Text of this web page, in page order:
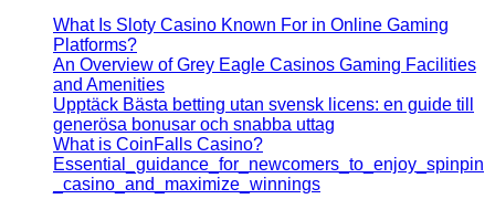
What Is Sloty Casino Known For in Online Gaming
Platforms?
An Overview of Grey Eagle Casinos Gaming Facilities
and Amenities
Upptäck Bästa betting utan svensk licens: en guide till
generösa bonusar och snabba uttag
What is CoinFalls Casino?
Essential_guidance_for_newcomers_to_enjoy_spinpin
_casino_and_maximize_winnings